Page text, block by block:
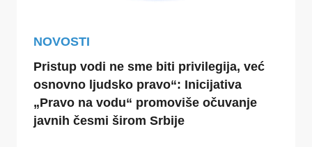
NOVOSTI
Pristup vodi ne sme biti privilegija, već
osnovno ljudsko pravo“: Inicijativa
„Pravo na vodu“ promoviše očuvanje
javnih česmi širom Srbije